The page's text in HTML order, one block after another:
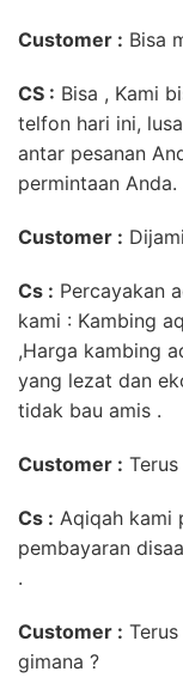
Customer : Bisa
CS : Bisa , Kami
telfon hari ini,
antar pesanan
permintaan
Customer :
Cs : Percayakan
kami : Kambing
,Harga kambing
yang lezat dan
tidak bau amis .
Customer :
Cs : Aqiqah kami
pembayaran
.
Customer :
gimana ?